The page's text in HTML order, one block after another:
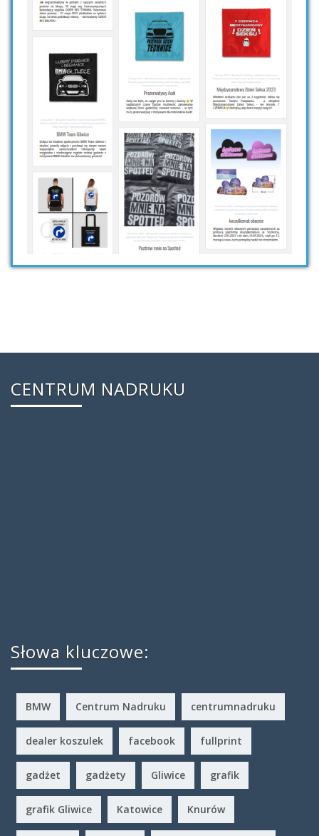
CENTRUM NADRUKU
Słowa kluczowe:
BMW Centrum Nadruku centrumnadruku
dealer koszulek facebook fullprint
gadżet gadżety Gliwice grafik
grafik Gliwice Katowice Knurów